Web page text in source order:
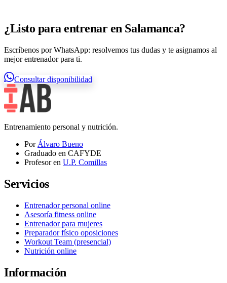
¿Listo para entrenar en Salamanca?
Escríbenos por WhatsApp: resolvemos tus dudas y te asignamos al
mejor entrenador para ti.
Consultar disponibilidad
Entrenamiento personal y nutrición.
Por Álvaro Bueno
Graduado en CAFYDE
Profesor en U.P. Comillas
Servicios
Entrenador personal online
Asesoría fitness online
Entrenador para mujeres
Preparador físico oposiciones
Workout Team (presencial)
Nutrición online
Información